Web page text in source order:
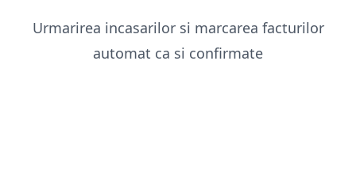
Urmarirea incasarilor si marcarea facturilor
automat ca si confirmate